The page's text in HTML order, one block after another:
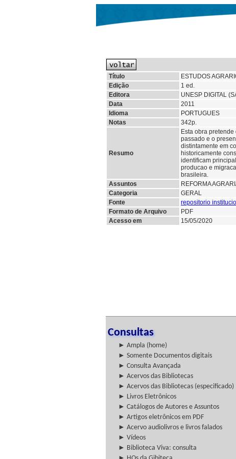
Título
ESTUDOS
Edição
1 ed.
Editora
UNESP DIGITAL
Data
2011
Idioma
PORTUGUES
Notas
342p.
Resumo
Esta obra
passado e o
distintamente em
historicamente
identificam
producao e
brasileira.
Assuntos
REFORMA
Categoria
GERAL
Fonte
repositorio
Formato de Arquivo
PDF
Acesso em
15/05/2020
Consultas
► Ampla (home)
► Somente Documentos digitais
► Consulta Avançada
► Acervos das Bibliotecas
► Acervos das Bibliotecas (especificado)
► Livros Eletrônicos
► Catálogos de Autores e Assuntos
► Artigos eletrônicos em PDF
► Acervo audiolivros e livros falados
► Vídeos
► Biblioteca Viva: consulta